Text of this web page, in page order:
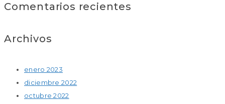
Comentarios recientes
Archivos
enero 2023
diciembre 2022
octubre 2022